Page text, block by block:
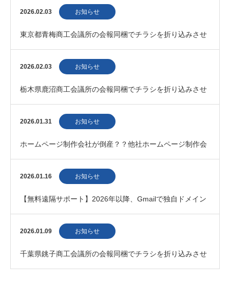
の制作会社」としてご紹介いただきました
2026.02.03 お知らせ
東京都青梅商工会議所の会報同梱でチラシを折り込みさせ
ていただきました。
2026.02.03 お知らせ
栃木県鹿沼商工会議所の会報同梱でチラシを折り込みさせ
ていただきました。
2026.01.31 お知らせ
ホームページ制作会社が倒産？？他社ホームページ制作会
社との契約・運用に不安を感じている方へ
2026.01.16 お知らせ
【無料遠隔サポート】2026年以降、Gmailで独自ドメイン
メールが使えなくなる可能性があります｜今…
2026.01.09 お知らせ
千葉県銚子商工会議所の会報同梱でチラシを折り込みさせ